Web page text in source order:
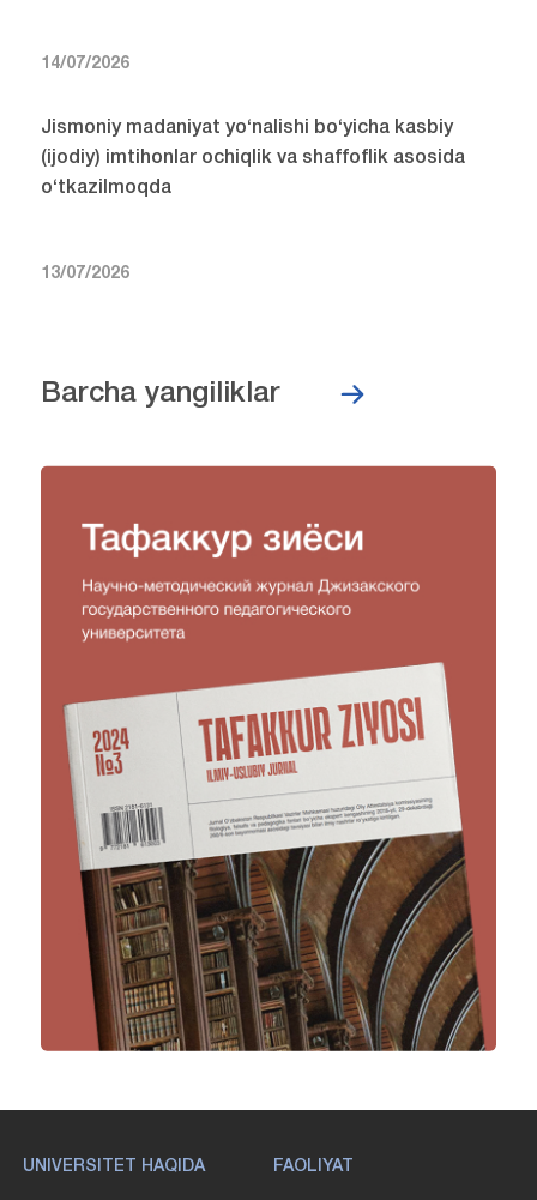
14/07/2026
Jismoniy madaniyat yo‘nalishi bo‘yicha kasbiy
(ijodiy) imtihonlar ochiqlik va shaffoflik asosida
o‘tkazilmoqda
13/07/2026
Barcha yangiliklar
UNIVERSITET HAQIDA FAOLIYAT